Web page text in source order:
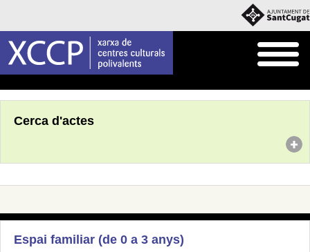
Cerca d'actes
Espai familiar (de 0 a 3 anys)